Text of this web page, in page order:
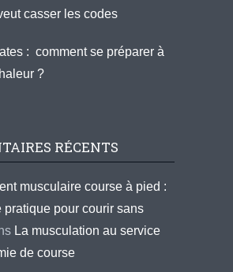
casser les codes
: comment se préparer à
?
RÉCENTS
musculaire course à pied :
pratique pour courir sans
La musculation au service
de course